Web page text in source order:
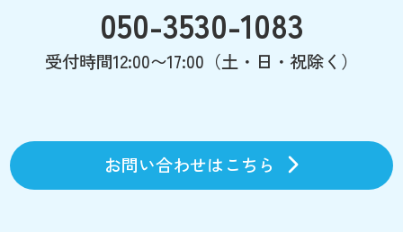
050-3530-1083
受付時間12:00〜17:00（土・日・祝除く）
お問い合わせはこちら